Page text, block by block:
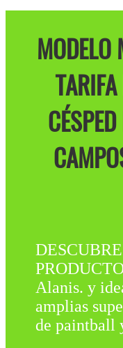
MODELO
Alanis. y
amplias
de paintball